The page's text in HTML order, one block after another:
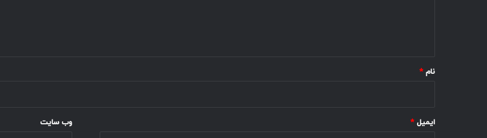
نام *
ایمیل * وب‌ سایت